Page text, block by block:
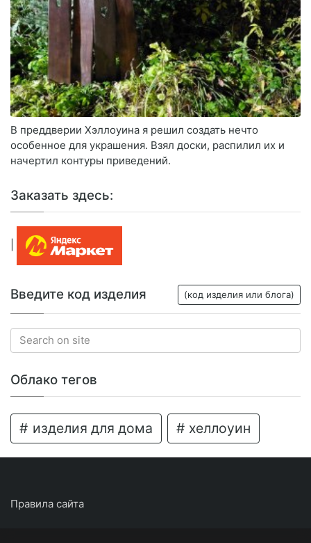
В преддверии Хэллоуина я решил создать нечто
особенное для украшения. Взял доски, распилил их и
начертил контуры приведений.
Заказать здесь:
Введите код изделия (код изделия или блога)
Облако тегов
изделия для дома хеллоуин
Правила сайта